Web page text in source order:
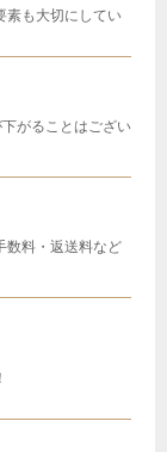
素も大切にしてい
がることはござい
数料・返送料など